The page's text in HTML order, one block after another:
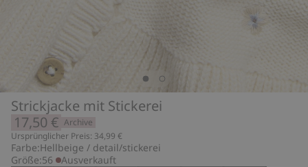
Strickjacke mit Stickerei
17,50 € Archive
Ursprünglicher Preis: 34,99 €
Farbe:Hellbeige / detail/stickerei
Größe:56 Ausverkauft